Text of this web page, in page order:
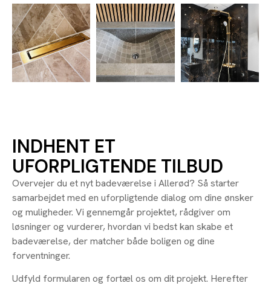
INDHENT ET
UFORPLIGTENDE TILBUD
Overvejer du et nyt badeværelse i Allerød? Så starter
samarbejdet med en uforpligtende dialog om dine ønsker
og muligheder. Vi gennemgår projektet, rådgiver om
løsninger og vurderer, hvordan vi bedst kan skabe et
badeværelse, der matcher både boligen og dine
forventninger.
Udfyld formularen og fortæl os om dit projekt. Herefter